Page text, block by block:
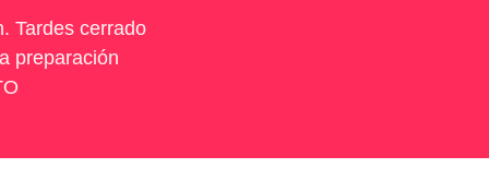
Tardes cerrado
preparación